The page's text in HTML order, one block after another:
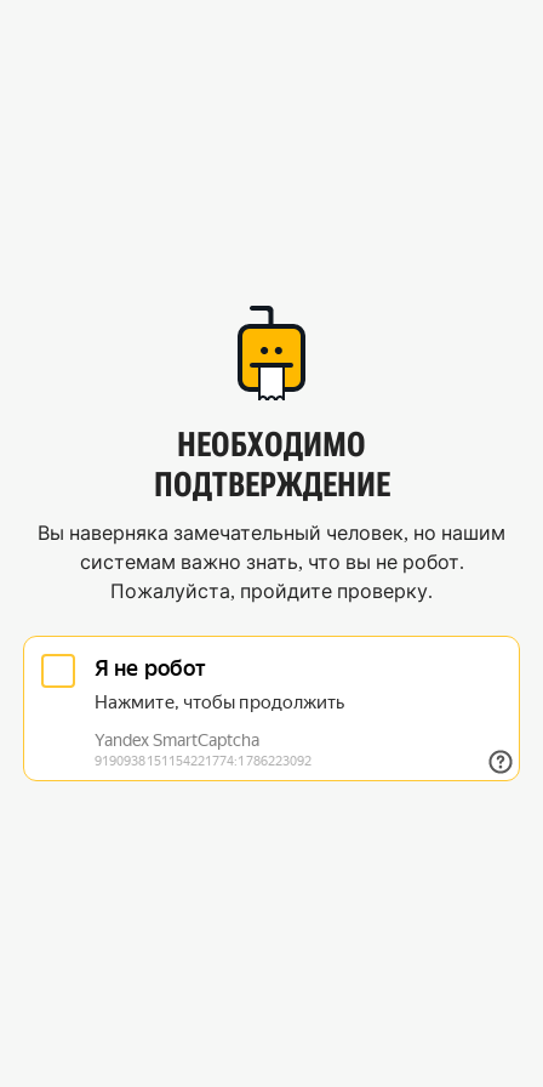
НЕОБХОДИМО
ПОДТВЕРЖДЕНИЕ
Вы наверняка замечательный человек, но нашим
системам важно знать, что вы не робот.
Пожалуйста, пройдите проверку.